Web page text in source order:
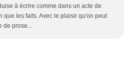
à écrire comme dans un acte de
que les faits. Avec le plaisir qu'on peut
de prose...